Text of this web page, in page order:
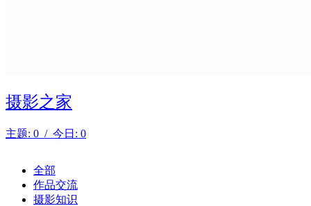
摄影之家
主题: 0 / 今日: 0
全部
作品交流
摄影知识